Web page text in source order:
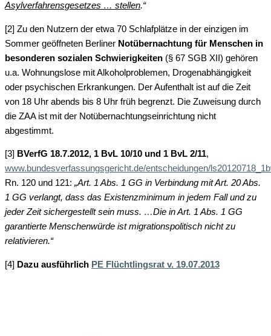
Asylverfahrensgesetzes … stellen.“
[2] Zu den Nutzern der etwa 70 Schlafplätze in der einzigen im
Sommer geöffneten Berliner Notübernachtung für Menschen in
besonderen sozialen Schwierigkeiten (§ 67 SGB XII) gehören
u.a. Wohnungslose mit Alkoholproblemen, Drogenabhängigkeit
oder psychischen Erkrankungen. Der Aufenthalt ist auf die Zeit
von 18 Uhr abends bis 8 Uhr früh begrenzt. Die Zuweisung durch
die ZAA ist mit der Notübernachtungseinrichtung nicht
abgestimmt.
[3] BVerfG 18.7.2012, 1 BvL 10/10 und 1 BvL 2/11,
www.bundesverfassungsgericht.de/entscheidungen/
Rn. 120 und 121: „Art. 1 Abs. 1 GG in Verbindung mit Art. 20 Abs.
1 GG verlangt, dass das Existenzminimum in jedem Fall und zu
jeder Zeit sichergestellt sein muss. …Die in Art. 1 Abs. 1 GG
garantierte Menschenwürde ist migrationspolitisch nicht zu
relativieren.“
[4] Dazu ausführlich PE Flüchtlingsrat v. 19.07.2013